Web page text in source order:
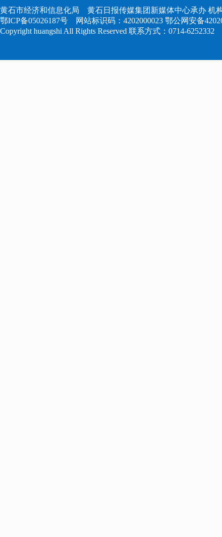
黄石市经济和信息化局 黄石日报传媒集团新媒体中心承办 机
鄂ICP备05026187号 网站标识码：4202000023 鄂公网安备
Copyright huangshi All Rights Reserved 联系方式：0714-6252332